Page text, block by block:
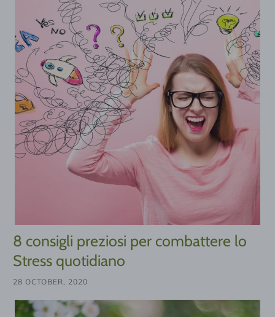
8 consigli preziosi per combattere lo
Stress quotidiano
28 OCTOBER, 2020